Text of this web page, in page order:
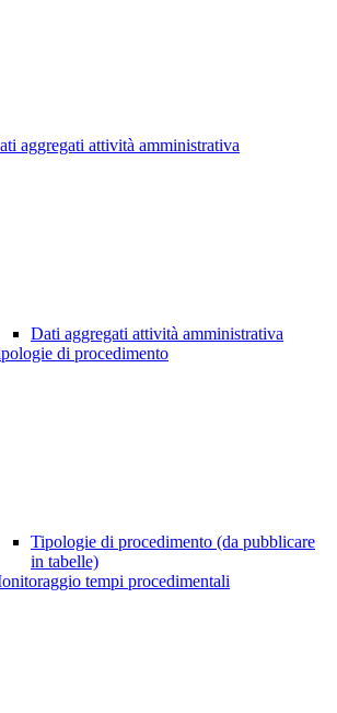
aggregati attività amministrativa
Dati aggregati attività amministrativa
di procedimento
Tipologie di procedimento (da pubblicare
in tabelle)
tempi procedimentali